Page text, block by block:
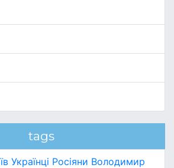
tags
Українці Росіяни Володимир